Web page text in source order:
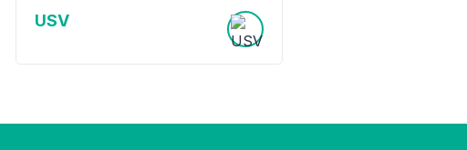
USV